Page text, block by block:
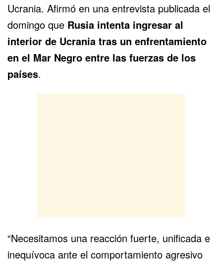
Ucrania. Afirmó en una entrevista publicada el
domingo que Rusia intenta ingresar al
interior de Ucrania tras un enfrentamiento
en el Mar Negro entre las fuerzas de los
países.
“Necesitamos una reacción fuerte, unificada e
inequívoca ante el comportamiento agresivo